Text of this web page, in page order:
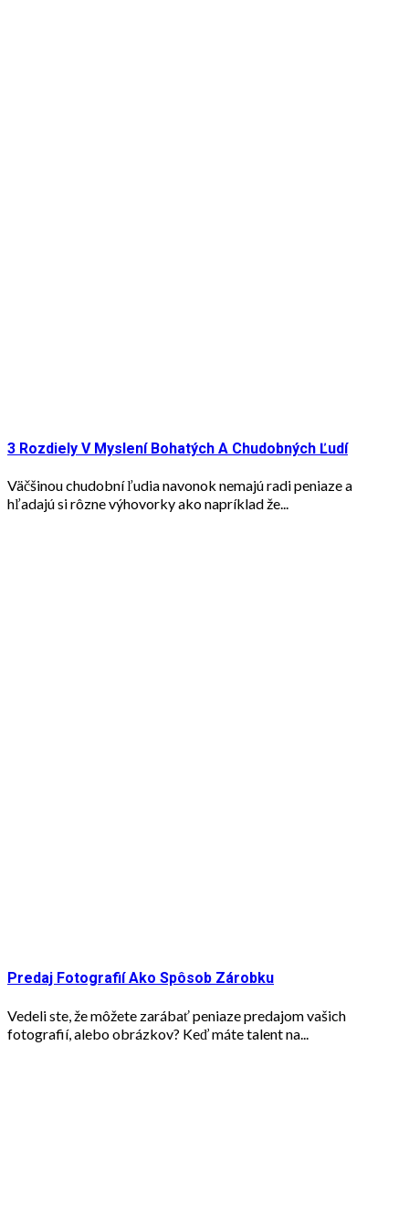
3 Rozdiely V Myslení Bohatých A Chudobných Ľudí
Väčšinou chudobní ľudia navonok nemajú radi peniaze a
hľadajú si rôzne výhovorky ako napríklad že...
Predaj Fotografií Ako Spôsob Zárobku
Vedeli ste, že môžete zarábať peniaze predajom vašich
fotografií, alebo obrázkov? Keď máte talent na...